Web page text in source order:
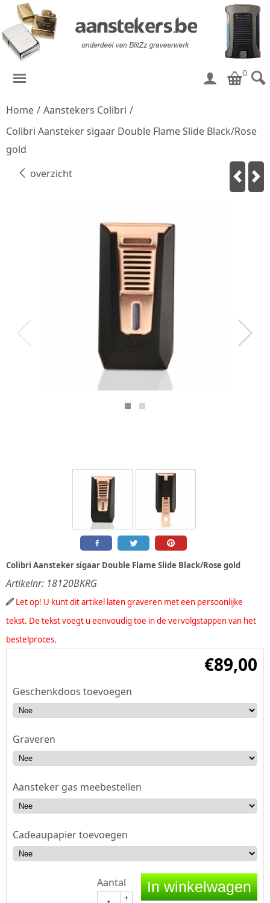
0
Home / Aanstekers Colibri /
Colibri Aansteker sigaar Double Flame Slide Black/Rose
gold
overzicht
Colibri Aansteker sigaar Double Flame Slide Black/Rose gold
Artikelnr: 18120BKRG
Let op! U kunt dit artikel laten graveren met een persoonlijke
tekst. De tekst voegt u eenvoudig toe in de vervolgstappen van het
bestelproces.
€89,00
Geschenkdoos toevoegen
Graveren
Aansteker gas meebestellen
Cadeaupapier toevoegen
Aantal
+
In winkelwagen